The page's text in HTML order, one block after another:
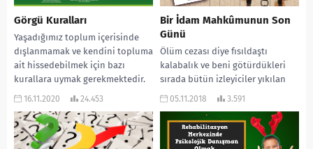
Görgü Kuralları
Yaşadığımız toplum içerisinde
dışlanmamak ve kendini topluma
ait hissedebilmek için bazı
kurallara uymak gerekmektedir.
Bu kurallar genelde görgü
16.11.2020 24.453
Bir İdam Mahkûmunun Son
Günü
Ölüm cezası diye fısıldaştı
kalabalık ve beni götürdükleri
sırada bütün izleyiciler yıkılan
bir binanın gümbürtüsüyle bana
geçmiş...
05.11.2018 3.591